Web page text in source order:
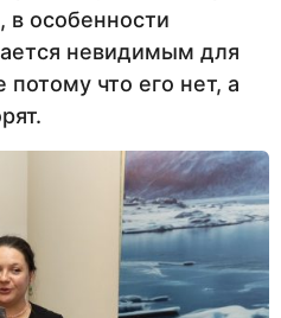
в особенности
невидимым для
что его нет, а